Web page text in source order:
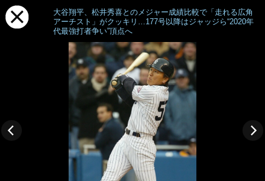
大谷翔平、松井秀喜とのメジャー成績比較で「走れる広角
アーチスト」がクッキリ…177号以降はジャッジら“2020年
代最強打者争い”頂点へ